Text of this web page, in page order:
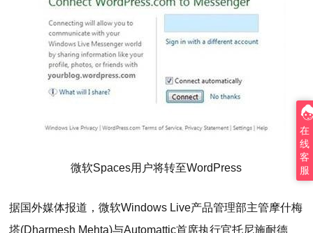
微软Spaces用户将转至WordPress
据国外媒体报道，微软Windows Live产品管理部主管摩什梅
塔(Dharmesh Mehta)与Automattic首席执行官托尼施耐德
在
线
客
服